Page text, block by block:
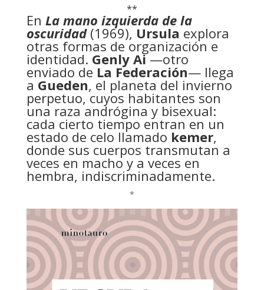
**
En La mano izquierda de la
oscuridad (1969), Ursula explora
otras formas de organización e
identidad. Genly Ai—otro
enviado de La Federación— llega
a Gueden, el planeta del invierno
perpetuo, cuyos habitantes son
una raza andrógina y bisexual:
cada cierto tiempo entran en un
estado de celo llamado kemer,
donde sus cuerpos transmutan a
veces en macho y a veces en
hembra, indiscriminadamente.
*